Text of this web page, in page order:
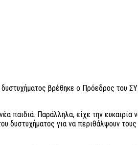
δυστυχήματος βρέθηκε ο Πρόεδρος του
παιδιά. Παράλληλα, είχε την ευκαιρία
δυστυχήματος για να περιθάλψουν